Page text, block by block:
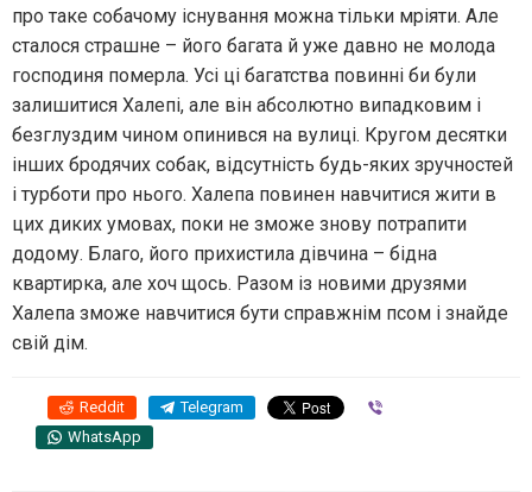
про таке собачому існування можна тільки мріяти. Але
сталося страшне – його багата й уже давно не молода
господиня померла. Усі ці багатства повинні би були
залишитися Халепі, але він абсолютно випадковим і
безглуздим чином опинився на вулиці. Кругом десятки
інших бродячих собак, відсутність будь-яких зручностей
і турботи про нього. Халепа повинен навчитися жити в
цих диких умовах, поки не зможе знову потрапити
додому. Благо, його прихистила дівчина – бідна
квартирка, але хоч щось. Разом із новими друзями
Халепа зможе навчитися бути справжнім псом і знайде
свій дім.
Reddit Telegram
WhatsApp